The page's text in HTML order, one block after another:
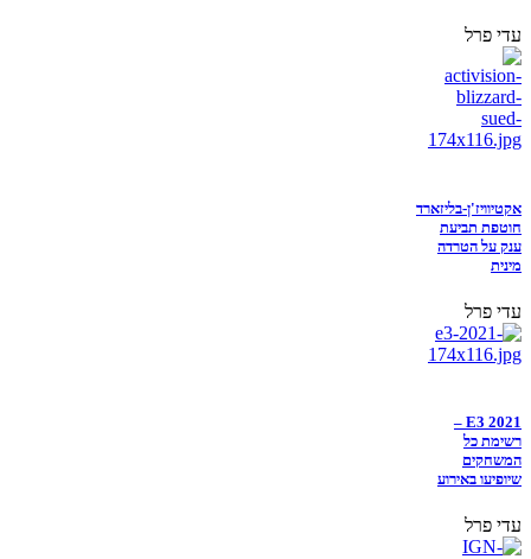
עדי פרל
אקטיוויז'ן-בליזארד
חוטפת תביעת
ענק על הטרדה
מינית
עדי פרל
E3 2021 –
רשימת כל
המשחקים
שיופיעו באירוע
עדי פרל